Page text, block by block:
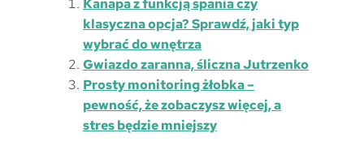
Kanapa z funkcją spania czy
klasyczna opcja? Sprawdź, jaki typ
wybrać do wnętrza
Gwiazdo zaranna, śliczna Jutrzenko
Prosty monitoring żłobka –
pewność, że zobaczysz więcej, a
stres będzie mniejszy